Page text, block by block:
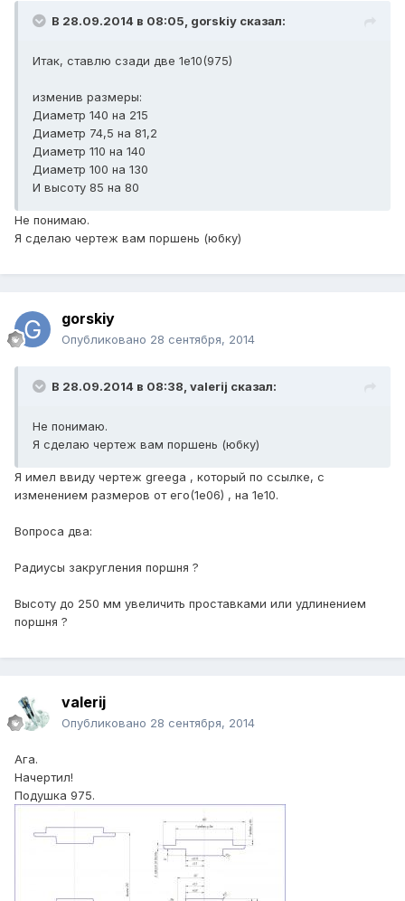
В 28.09.2014 в 08:05, gorskiy сказал:
Итак, ставлю сзади две 1е10(975)
изменив размеры:
Диаметр 140 на 215
Диаметр 74,5 на 81,2
Диаметр 110 на 140
Диаметр 100 на 130
И высоту 85 на 80
Не понимаю.
Я сделаю чертеж вам поршень (юбку)
gorskiy
Опубликовано 28 сентября, 2014
В 28.09.2014 в 08:38, valerij сказал:
Не понимаю.
Я сделаю чертеж вам поршень (юбку)
Я имел ввиду чертеж greega , который по ссылке, с
изменением размеров от его(1е06) , на 1е10.
Вопроса два:
Радиусы закругления поршня ?
Высоту до 250 мм увеличить проставками или удлинением
поршня ?
valerij
Опубликовано 28 сентября, 2014
Ага.
Начертил!
Подушка 975.